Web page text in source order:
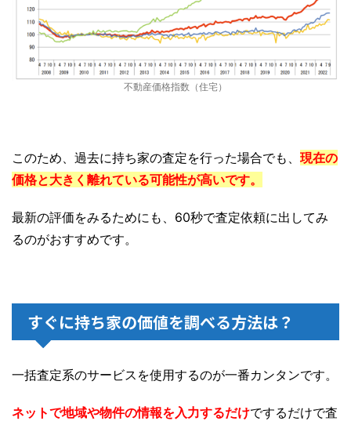
不動産価格指数（住宅）
このため、過去に持ち家の査定を行った場合でも、 現在の
価格と大きく離れている可能性が高いです。
最新の評価をみるためにも、60秒で査定依頼に出してみ
るのがおすすめです。
すぐに持ち家の価値を調べる方法は？
一括査定系のサービスを使用するのが一番カンタンです。
ネットで地域や物件の情報を入力するだけでするだけで査